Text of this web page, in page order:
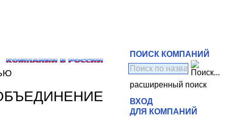
ПОИСК КОМПАНИЙ
расширенный поиск
ВХОД
ДЛЯ КОМПАНИЙ